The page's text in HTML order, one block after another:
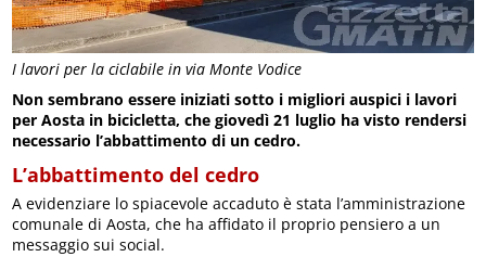
I lavori per la ciclabile in via Monte Vodice
Non sembrano essere iniziati sotto i migliori auspici i lavori
per Aosta in bicicletta, che giovedì 21 luglio ha visto rendersi
necessario l’abbattimento di un cedro.
L’abbattimento del cedro
A evidenziare lo spiacevole accaduto è stata l’amministrazione
comunale di Aosta, che ha affidato il proprio pensiero a un
messaggio sui social.